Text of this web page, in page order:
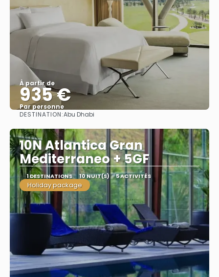
À partir de
935 €
Par personne
DESTINATION:Abu Dhabi
10N Atlantica Gran
Mediterraneo + 5GF
1 DESTINATIONS 10 NUIT(S) 5 ACTIVITÉS
Holiday package